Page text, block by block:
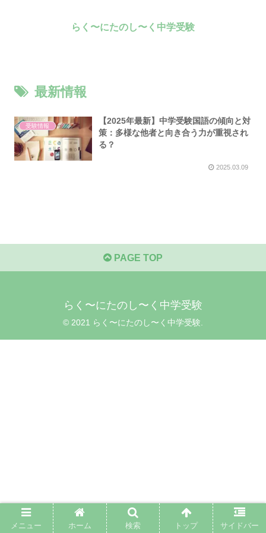
らく〜にたのし〜く中学受験
最新情報
受験情報
【2025年最新】中学受験国語の傾向と対
策：多様な他者と向き合う力が重視され
る？
2025.03.09
PAGE TOP
らく〜にたのし〜く中学受験
© 2021 らく〜にたのし〜く中学受験.
メニュー ホーム 検索 トップ サイドバー